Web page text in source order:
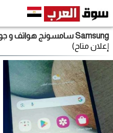
Samsung سامسونج هواتف و جوالات سوق مصر بأفضل سعر
إعلان متاح)